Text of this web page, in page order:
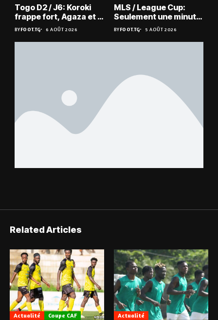
Togo D2 / J6: Koroki
frappe fort, Agaza et la
JCA assurent,
suspense avant Sara
FC – Doumbé FC
BYFOOT.TG 6 AOÛT 2026
MLS / League Cup:
Seulement une minute
de jeu pour Kévin
Denkey
BYFOOT.TG 5 AOÛT 2026
Related Articles
Actualité Coupe CAF Actualité